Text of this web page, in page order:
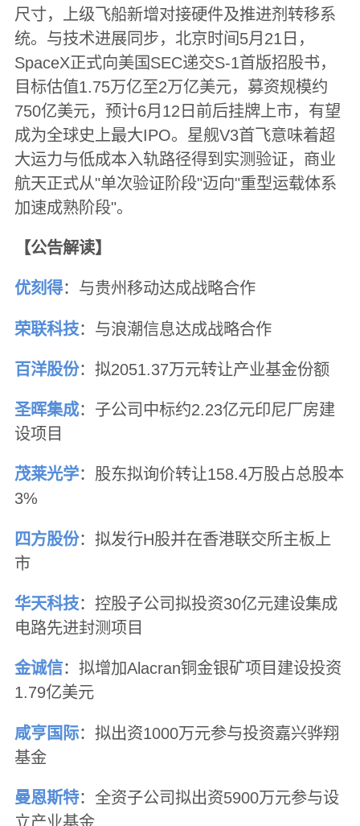
尺寸，上级飞船新增对接硬件及推进剂转移系
统。与技术进展同步，北京时间5月21日，
SpaceX正式向美国SEC递交S-1首版招股书，
目标估值1.75万亿至2万亿美元，募资规模约
750亿美元，预计6月12日前后挂牌上市，有望
成为全球史上最大IPO。星舰V3首飞意味着超
大运力与低成本入轨路径得到实测验证，商业
航天正式从"单次验证阶段"迈向"重型运载体系
加速成熟阶段"。
【公告解读】
优刻得：与贵州移动达成战略合作
荣联科技：与浪潮信息达成战略合作
百洋股份：拟2051.37万元转让产业基金份额
圣晖集成：子公司中标约2.23亿元印尼厂房建
设项目
茂莱光学：股东拟询价转让158.4万股占总股本
3%
四方股份：拟发行H股并在香港联交所主板上
市
华天科技：控股子公司拟投资30亿元建设集成
电路先进封测项目
金诚信：拟增加Alacran铜金银矿项目建设投资
1.79亿美元
咸亨国际：拟出资1000万元参与投资嘉兴骅翔
基金
曼恩斯特：全资子公司拟出资5900万元参与设
立产业基金